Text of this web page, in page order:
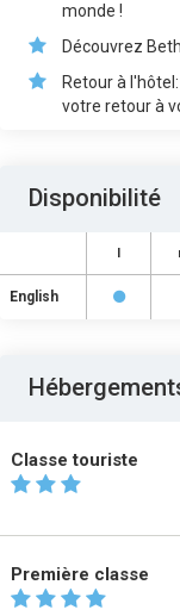
monde !
Découvrez
Retour à
votre retour à
Disponibilité
l
English
Classe touriste
Première classe